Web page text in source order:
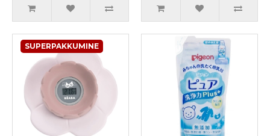
SUPERPAKKUMINE